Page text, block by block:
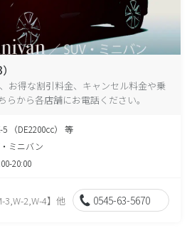
お得な割引料金、キャンセル料金や乗
らから各店舗にお電話ください。
5 （DE2200cc） 等
・ミニバン
20:00
3,W-2,W-4】他 0545-63-5670